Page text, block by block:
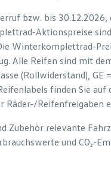
bzw. bis
Aktionspreise
Winterkomplettrad-
Alle Reifen sind mit
(Rollwiderstand), GE
finden Sie
Räder-/Reifenfreigaben
Zubehör relevante
und CO₂-